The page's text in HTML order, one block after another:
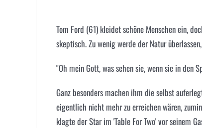
Tom Ford (61) kleidet schöne Menschen ein,
skeptisch. Zu wenig werde der Natur
"Oh mein Gott, was sehen sie, wenn sie in den
Ganz besonders machen ihm die selbst
eigentlich nicht mehr zu erreichen wären,
klagte der Star im 'Table For Two' vor seinem